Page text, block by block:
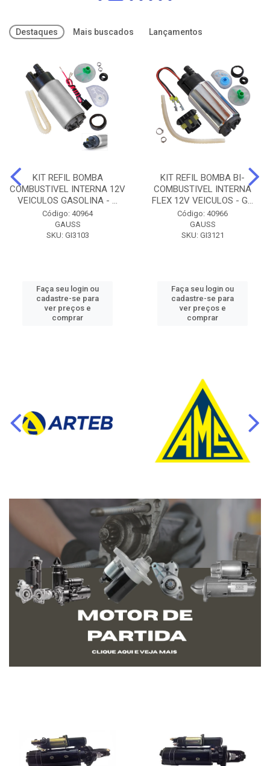
Destaques Mais buscados Lançamentos
KIT REFIL BOMBA
COMBUSTIVEL INTERNA 12V
VEICULOS GASOLINA - ...
Código: 40964
GAUSS
SKU: GI3103
Faça seu login ou
cadastre-se para
ver preços e
comprar
KIT REFIL BOMBA BI-
COMBUSTIVEL INTERNA
FLEX 12V VEICULOS - G...
Código: 40966
GAUSS
SKU: GI3121
Faça seu login ou
cadastre-se para
ver preços e
comprar